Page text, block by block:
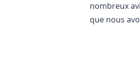
nombreux
que nous